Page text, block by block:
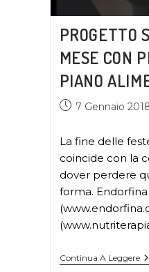
PROGETTO
MESE CON
PIANO
7 Gennaio
La fine delle
coincide con la
dover perdere
forma.
Continua A Leggere